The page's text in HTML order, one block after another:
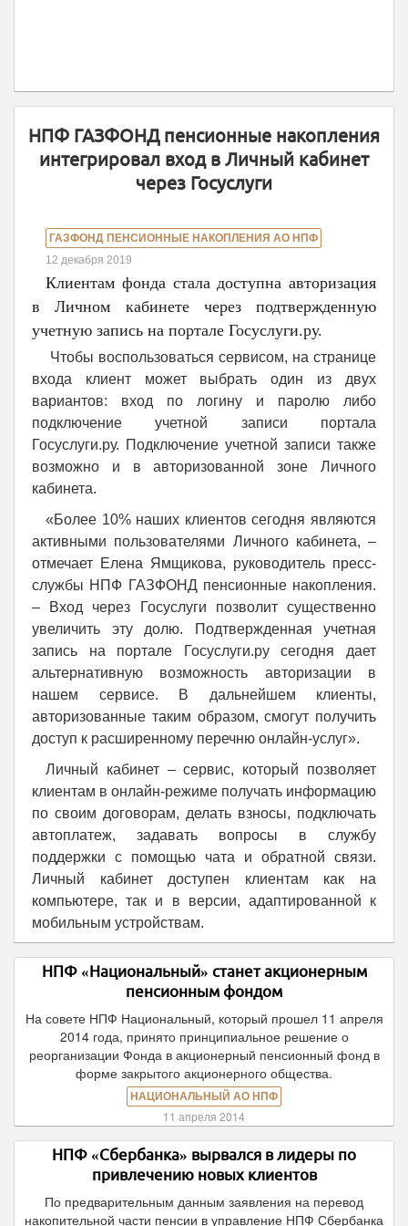
НПФ ГАЗФОНД пенсионные накопления
интегрировал вход в Личный кабинет
через Госуслуги
ГАЗФОНД ПЕНСИОННЫЕ НАКОПЛЕНИЯ АО НПФ
12 декабря 2019
Клиентам фонда стала доступна авторизация
в Личном кабинете через подтвержденную
учетную запись на портале Госуслуги.ру.
Чтобы воспользоваться сервисом, на странице
входа клиент может выбрать один из двух
вариантов: вход по логину и паролю либо
подключение учетной записи портала
Госуслуги.ру. Подключение учетной записи также
возможно и в авторизованной зоне Личного
кабинета.
«Более 10% наших клиентов сегодня являются
активными пользователями Личного кабинета, –
отмечает Елена Ямщикова, руководитель пресс-
службы НПФ ГАЗФОНД пенсионные накопления.
– Вход через Госуслуги позволит существенно
увеличить эту долю. Подтвержденная учетная
запись на портале Госуслуги.ру сегодня дает
альтернативную возможность авторизации в
нашем сервисе. В дальнейшем клиенты,
авторизованные таким образом, смогут получить
доступ к расширенному перечню онлайн-услуг».
Личный кабинет – сервис, который позволяет
клиентам в онлайн-режиме получать информацию
по своим договорам, делать взносы, подключать
автоплатеж, задавать вопросы в службу
поддержки с помощью чата и обратной связи.
Личный кабинет доступен клиентам как на
компьютере, так и в версии, адаптированной к
мобильным устройствам.
НПФ «Национальный» станет акционерным
пенсионным фондом
На совете НПФ Национальный, который прошел 11 апреля
2014 года, принято принципиальное решение о
реорганизации Фонда в акционерный пенсионный фонд в
форме закрытого акционерного общества.
НАЦИОНАЛЬНЫЙ АО НПФ
11 апреля 2014
НПФ «Сбербанка» вырвался в лидеры по
привлечению новых клиентов
По предварительным данным заявления на перевод
накопительной части пенсии в управление НПФ Сбербанка